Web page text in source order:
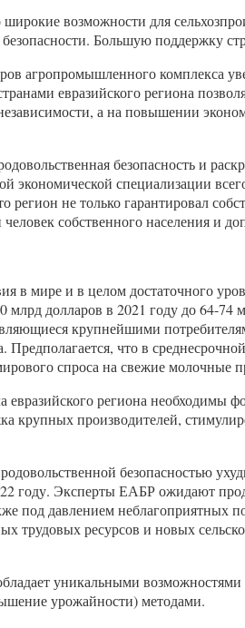
возможности для
Большую поддержку
агропромышленного комплекса
евразийского региона
а на повышении
безопасность и
экономической специализации
не только гарантировал
собственного населения и
в мире и в целом достаточного
млрд долларов в 2021 году до 64-
крупнейшими
что в
спроса на свежие
региона необходимы
крупных производителей,
безопасностью
Эксперты ЕАБР ожидают
под давлением
трудовых ресурсов и новых
уникальными
урожайности) методами.